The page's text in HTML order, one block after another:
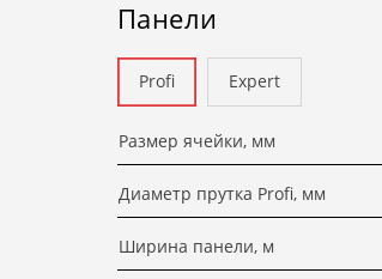
Панели
Profi Expert
Размер ячейки, мм
Диаметр прутка Profi, мм
Ширина панели, м